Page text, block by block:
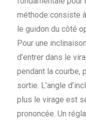
méthode consiste
le guidon du côté
Pour une
d’entrer dans le
pendant la courbe,
sortie. L’angle
plus le virage est
prononcée. Un